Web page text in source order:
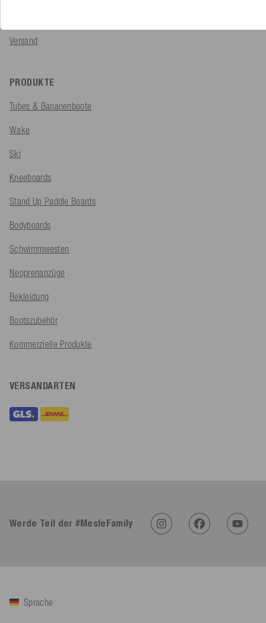
Versand
PRODUKTE
Tubes & Bananenboote
Wake
Ski
Kneeboards
Stand Up Paddle Boards
Bodyboards
Schwimmwesten
Neoprenanzüge
Bekleidung
Bootszubehör
Kommerzielle Produkte
VERSANDARTEN
Werde Teil der #MesleFamily
Sprache